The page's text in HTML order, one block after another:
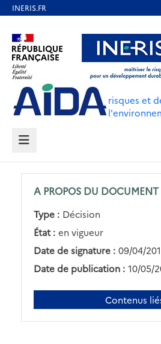
contenu
principal
Aller au contenu Aller au
Aller au pied de page
risques et
MENU
A PROPOS DU DOCUMENT
Type : Décision
État : en vigueur
Date de signature : 09/04/
Date de publication : 10/05/
Contenus